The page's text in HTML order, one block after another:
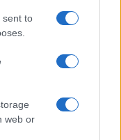
sent to
web or
ograja po meri: kako